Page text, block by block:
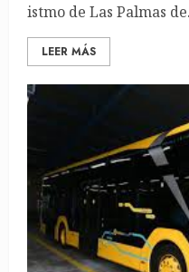
istmo de Las Palmas
LEER MÁS